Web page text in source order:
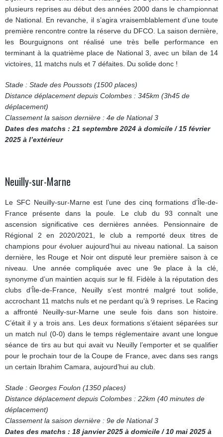
plusieurs reprises au début des années 2000 dans le championnat
de National. En revanche, il s’agira vraisemblablement d’une toute
première rencontre contre la réserve du DFCO. La saison dernière,
les Bourguignons ont réalisé une très belle performance en
terminant à la quatrième place de National 3, avec un bilan de 14
victoires, 11 matchs nuls et 7 défaites. Du solide donc !
Stade : Stade des Poussots (1500 places)
Distance déplacement depuis Colombes : 345km (3h45 de
déplacement)
Classement la saison dernière : 4e de National 3
Dates des matchs : 21 septembre 2024 à domicile / 15 février
2025 à l’extérieur
Neuilly-sur-Marne
Le SFC Neuilly-sur-Marne est l’une des cinq formations d’Île-de-
France présente dans la poule. Le club du 93 connaît une
ascension significative ces dernières années. Pensionnaire de
Régional 2 en 2020/2021, le club a remporté deux titres de
champions pour évoluer aujourd’hui au niveau national. La saison
dernière, les Rouge et Noir ont disputé leur première saison à ce
niveau. Une année compliquée avec une 9e place à la clé,
synonyme d’un maintien acquis sur le fil. Fidèle à la réputation des
clubs d’Île-de-France, Neuilly s’est montré malgré tout solide,
accrochant 11 matchs nuls et ne perdant qu’à 9 reprises. Le Racing
a affronté Neuilly-sur-Marne une seule fois dans son histoire.
C’était il y a trois ans. Les deux formations s’étaient séparées sur
un match nul (0-0) dans le temps réglementaire avant une longue
séance de tirs au but qui avait vu Neuilly l’emporter et se qualifier
pour le prochain tour de la Coupe de France, avec dans ses rangs
un certain Ibrahim Camara, aujourd’hui au club.
Stade : Georges Foulon (1350 places)
Distance déplacement depuis Colombes : 22km (40 minutes de
déplacement)
Classement la saison dernière : 9e de National 3
Dates des matchs : 18 janvier 2025 à domicile / 10 mai 2025 à